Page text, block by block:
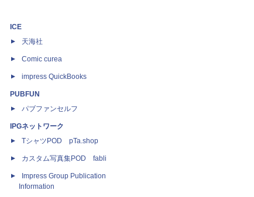
ICE
天海社
Comic curea
impress QuickBooks
PUBFUN
パブファンセルフ
IPGネットワーク
TシャツPOD pTa.shop
カスタム写真集POD fabli
Impress Group Publication
Information